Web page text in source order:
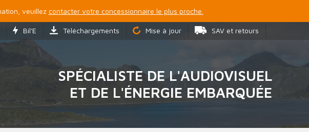
veuillez contacter votre concessionnaire le plus proche.
Bil'E Téléchargements Mise à jour SAV et retours
SPÉCIALISTE DE L'AUDIOVISUEL
ET DE L'ÉNERGIE EMBARQUÉE